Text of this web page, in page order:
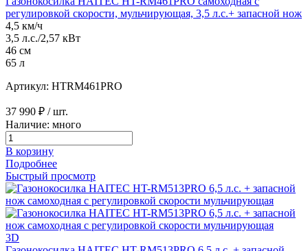
регулировкой скорости, мульчирующая, 3,5 л.с.+ запасной нож
4,5 км/ч
3,5 л.с./2,57 кВт
46 см
65 л
Артикул: HTRM461PRO
37 990 ₽ / шт.
Наличие: много
В корзину
Подробнее
Быстрый просмотр
3D